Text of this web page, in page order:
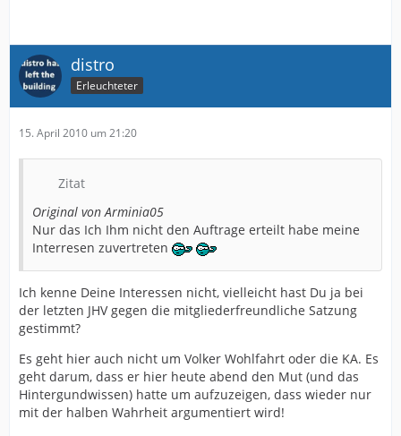
distro
Erleuchteter
15. April 2010 um 21:20
Zitat
Original von Arminia05
Nur das Ich Ihm nicht den Auftrage erteilt habe meine
Interresen zuvertreten
Ich kenne Deine Interessen nicht, vielleicht hast Du ja bei
der letzten JHV gegen die mitgliederfreundliche Satzung
gestimmt?
Es geht hier auch nicht um Volker Wohlfahrt oder die KA. Es
geht darum, dass er hier heute abend den Mut (und das
Hintergundwissen) hatte um aufzuzeigen, dass wieder nur
mit der halben Wahrheit argumentiert wird!